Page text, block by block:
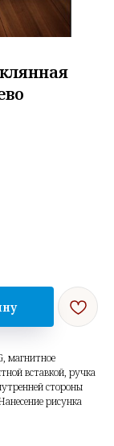
магнитное
вставкой, ручка
стороны
рисунка